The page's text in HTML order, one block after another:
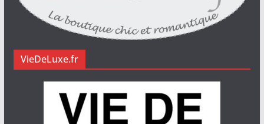
VieDeLuxe.fr